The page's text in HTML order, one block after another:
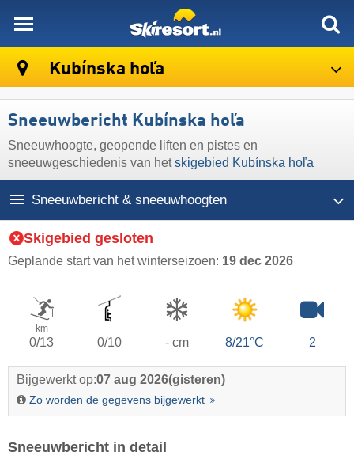
Kubínska hoľa
Sneeuwbericht Kubínska hoľa
Sneeuwhoogte, geopende liften en pistes en
sneeuwgeschiedenis van hetskigebied Kubínska hoľa
Sneeuwbericht & sneeuwhoogten
Skigebied gesloten
Geplande start van het winterseizoen: 19 dec 2026
km
0/13 0/10 - cm 8/21°C 2
Bijgewerkt op:07 aug 2026(gisteren)
Zo worden de gegevens bijgewerkt
Sneeuwbericht in detail